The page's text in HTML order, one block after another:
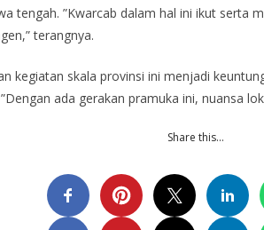
tengah. ”Kwarcab dalam hal ini ikut serta
terangnya.
kegiatan skala provinsi ini menjadi
ada gerakan pramuka ini, nuansa
Share this…